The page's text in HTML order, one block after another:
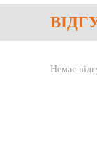
Немає